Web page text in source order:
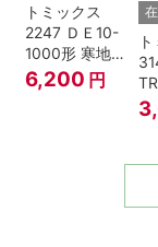
トミックス
2247 ＤＥ10-
1000形 寒地
型･高崎車両
センター Nゲ
6,200 円
動
2